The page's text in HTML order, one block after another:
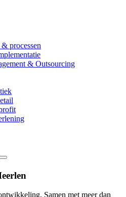
processen
& Outsourcing
Samen met meer dan